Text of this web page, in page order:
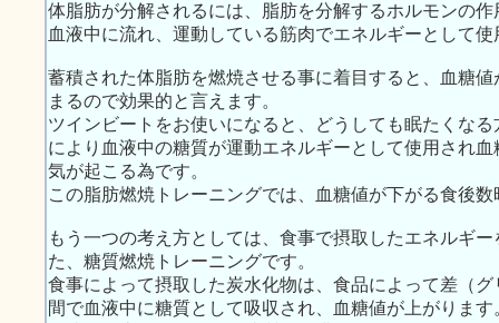
体脂肪が分解されるには、脂肪を分解するホルモンの
血液中に流れ、運動している筋肉でエネルギーとして
蓄積された体脂肪を燃焼させる事に着目すると、血糖
まるので効果的と言えます。
ツインビートをお使いになると、どうしても眠たくな
により血液中の糖質が運動エネルギーとして使用され
気が起こる為です。
この脂肪燃焼トレーニングでは、血糖値が下がる食後
もう一つの考え方としては、食事で摂取したエネルギ
た、糖質燃焼トレーニングです。
食事によって摂取した炭水化物は、食品によって差（
間で血液中に糖質として吸収され、血糖値が上がります